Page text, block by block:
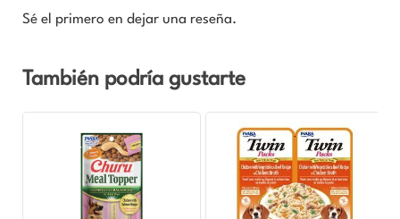
Sé el primero en dejar una reseña.
También podría gustarte